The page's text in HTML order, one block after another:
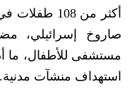
أكثر من 108
صاروخ إسرائيلي،
مستشفى للأطفال، ما
استهداف منشآت مدنية.